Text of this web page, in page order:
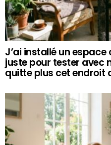
J’ai installé un
juste pour tester avec
quitte plus cet endroit